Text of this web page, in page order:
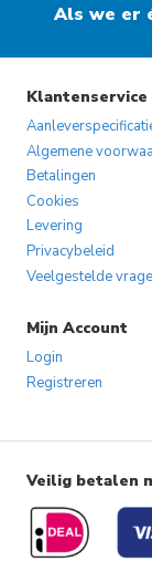
Als we er
Klantenservice
Algemene
Betalingen
Cookies
Levering
Privacybeleid
Veelgestelde
Mijn Account
Login
Registreren
Veilig betalen